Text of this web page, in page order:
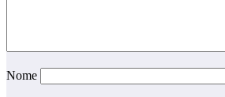
Nome